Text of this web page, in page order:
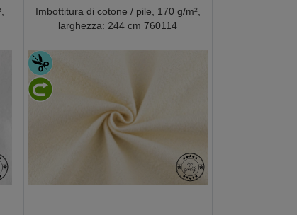
Imbottitura di cotone / pile, 170 g/m²,
larghezza: 244 cm 760114